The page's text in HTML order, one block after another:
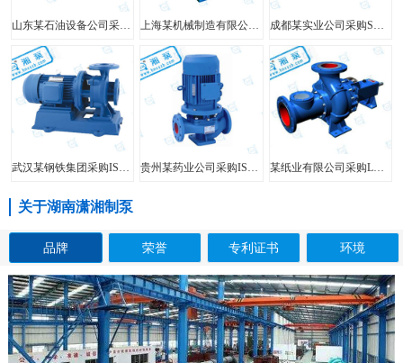
山东某石油设备公司采购FIS型单级单吸离心泵
某纸业有限公司采购LXL型两相流无堵塞纸浆泵
关于湖南潇湘制泵
品牌 荣誉 专利证书 环境